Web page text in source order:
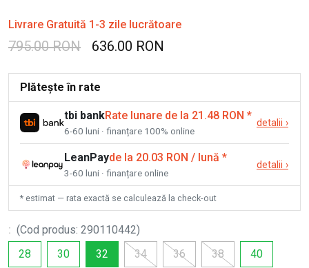
Livrare Gratuită 1-3 zile lucrătoare
795.00 RON 636.00 RON
Plătește în rate
tbi bankRate lunare de la 21.48 RON *
6-60 luni · finanțare 100% online
detalii ›
LeanPayde la 20.03 RON / lună *
3-60 luni · finanțare online
detalii ›
* estimat — rata exactă se calculează la check-out
: (Cod produs: 290110442)
28
30 32 34 36 38 40